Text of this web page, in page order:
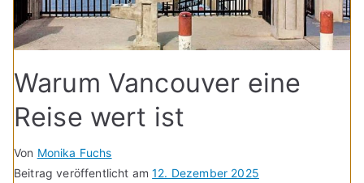
Warum Vancouver eine
Reise wert ist
Von Monika Fuchs
Beitrag veröffentlicht am12. Dezember 2025